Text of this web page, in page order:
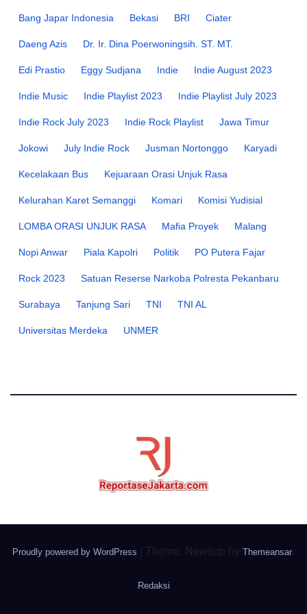
Bang Japar Indonesia Bekasi BRI Ciater
Daeng Azis Dr. Ir. Dina Poerwoningsih. ST. MT.
Edi Prastio Eggy Sudjana Indie Indie August 2023
Indie Music Indie Playlist 2023 Indie Playlist July 2023
Indie Rock July 2023 Indie Rock Playlist Jawa Timur
Jokowi July Indie Rock Jusman Nortonggo Karyadi
Kecelakaan Bus Kejuaraan Orasi Unjuk Rasa
Kelurahan Karet Semanggi Komari Komisi Yudisial
LOMBA ORASI UNJUK RASA Mafia Proyek Malang
Nopi Anwar Piala Kapolri Politik PO Putera Fajar
Rock 2023 Satuan Reserse Narkoba Polresta Pekanbaru
Surabaya Tanjung Sari TNI TNI AL
Universitas Merdeka UNMER
Proudly powered by WordPress Theme: Newsup by Themeansar.
Redaksi